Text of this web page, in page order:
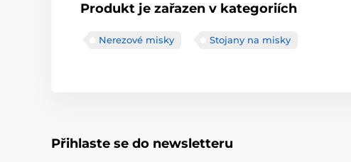
Produkt je zařazen v kategoriích
Nerezové misky Stojany na misky
Přihlaste se do newsletteru